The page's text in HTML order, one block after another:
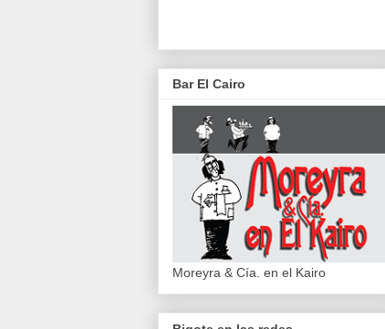
Bar El Cairo
Moreyra & Cía. en el Kairo